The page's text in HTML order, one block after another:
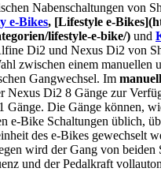
Nabenschaltungen von
e-Bikes, [Lifestyle e-
lifestyle-e-bike/) und
Di2 und Nexus Di2 von
zwischen einem manuellen
Gangwechsel. Im
Nexus Di2 8 Gänge zur
Gänge. Die Gänge können,
e-Bike Schaltungen üblich,
des e-Bikes gewechselt
wird der Gang von beiden
und der Pedalkraft